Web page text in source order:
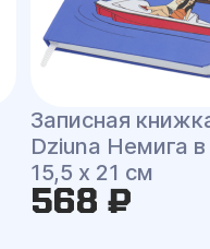
Записная
Dziuna Немига в
15,5 x 21 см
568 ₽